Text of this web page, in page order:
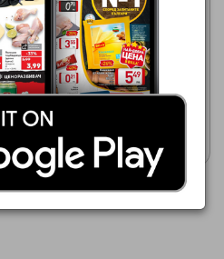
Кауфланд
03.08.2026 - 09.08.2026
1,29 €
DORITOS
Покажи брошурата